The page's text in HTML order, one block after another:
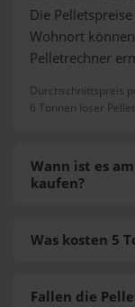
Die
Wohnort
Pelletrechner
Durchschnittspreis
6 Tonnen loser
Wann ist es
kaufen?
Was kosten 5
Fallen die